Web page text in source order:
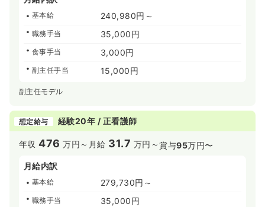
基本給 240,980円～
職務手当 35,000円
食事手当 3,000円
副主任手当 15,000円
副主任モデル
想定給与 経験20年 / 正看護師
年収476 万円～ 月給 31.7 万円～賞与95万円〜
月給内訳
基本給 279,730円～
職務手当 35,000円